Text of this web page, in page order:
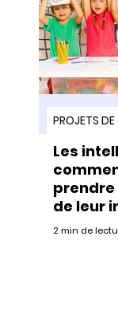
PROJETS
Les
prendre
de leur
2 min de